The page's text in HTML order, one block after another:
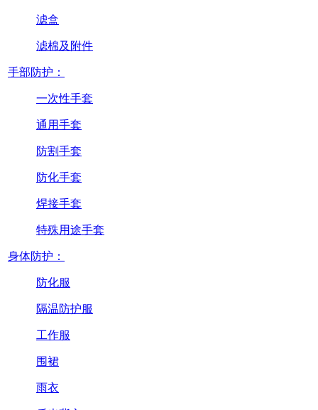
滤盒
滤棉及附件
手部防护：
一次性手套
通用手套
防割手套
防化手套
焊接手套
特殊用途手套
身体防护：
防化服
隔温防护服
工作服
围裙
雨衣